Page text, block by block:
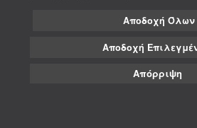
Αποδοχή Όλων
Αποδοχή
Απόρριψη